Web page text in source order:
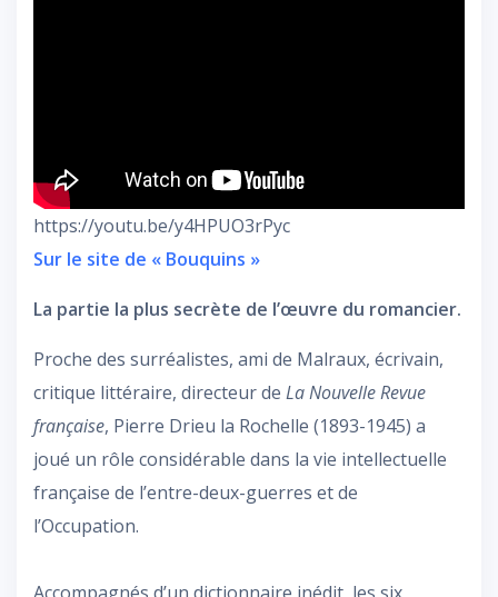
https://youtu.be/y4HPUO3rPyc
Sur le site de « Bouquins »
La partie la plus secrète de l’œuvre du romancier.
Proche des surréalistes, ami de Malraux, écrivain,
critique littéraire, directeur de La Nouvelle Revue
française, Pierre Drieu la Rochelle (1893-1945) a
joué un rôle considérable dans la vie intellectuelle
française de l’entre-deux-guerres et de
l’Occupation.